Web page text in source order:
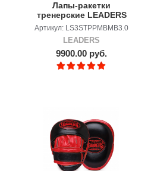
Лапы-ракетки
тренерские LEADERS
Paddels 3.0 Bumblebee
Артикул: LS3STPPMBMB3.0
LEADERS
9900.00 руб.